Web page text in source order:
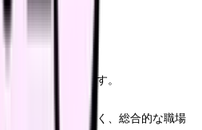
び方
の重要な要素です。
単に給与だけでなく、総合的な職場